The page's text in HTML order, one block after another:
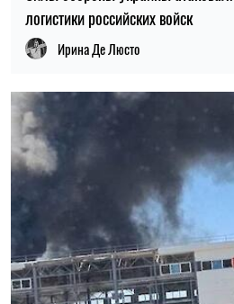
логистики российских войск
Ирина Де Люсто